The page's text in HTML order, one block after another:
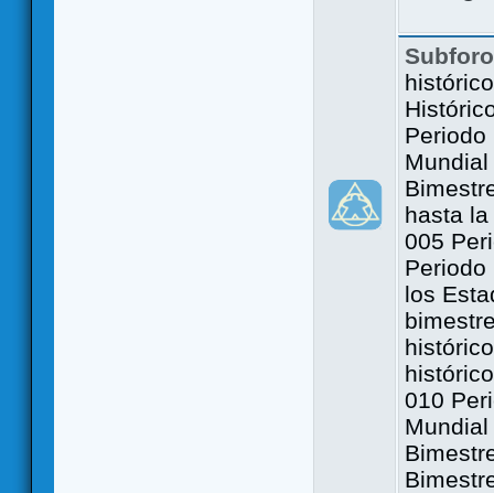
Periodo
hasta
005
Periodo
los
010